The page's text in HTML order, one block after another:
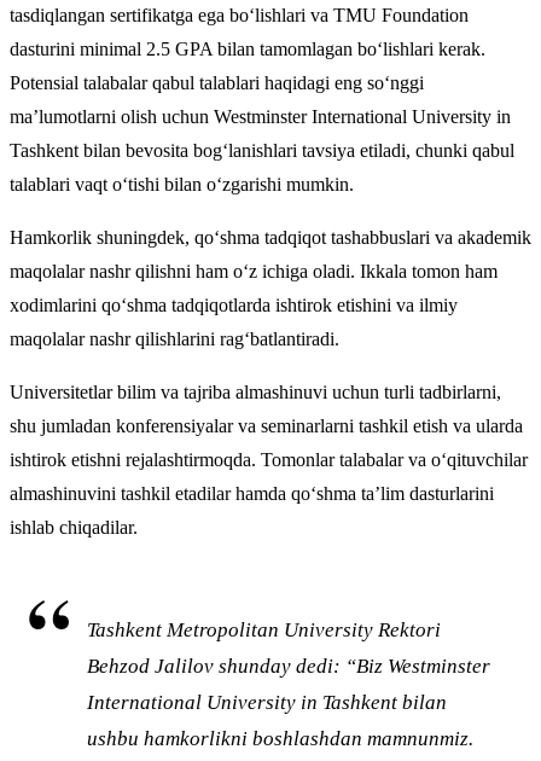
tasdiqlangan sertifikatga ega bo‘lishlari va TMU Foundation
dasturini minimal 2.5 GPA bilan tamomlagan bo‘lishlari kerak.
Potensial talabalar qabul talablari haqidagi eng so‘nggi
ma’lumotlarni olish uchun Westminster International University in
Tashkent bilan bevosita bog‘lanishlari tavsiya etiladi, chunki qabul
talablari vaqt o‘tishi bilan o‘zgarishi mumkin.
Hamkorlik shuningdek, qo‘shma tadqiqot tashabbuslari va akademik
maqolalar nashr qilishni ham o‘z ichiga oladi. Ikkala tomon ham
xodimlarini qo‘shma tadqiqotlarda ishtirok etishini va ilmiy
maqolalar nashr qilishlarini rag‘batlantiradi.
Universitetlar bilim va tajriba almashinuvi uchun turli tadbirlarni,
shu jumladan konferensiyalar va seminarlarni tashkil etish va ularda
ishtirok etishni rejalashtirmoqda. Tomonlar talabalar va o‘qituvchilar
almashinuvini tashkil etadilar hamda qo‘shma ta’lim dasturlarini
ishlab chiqadilar.
Tashkent Metropolitan University Rektori
Behzod Jalilov shunday dedi: “Biz Westminster
International University in Tashkent bilan
ushbu hamkorlikni boshlashdan mamnunmiz.